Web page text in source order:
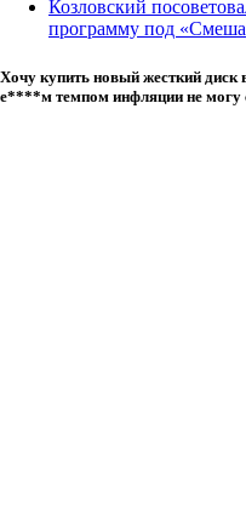
Козловский
программу под
Хочу купить новый жесткий диск
е****м темпом инфляции не могу